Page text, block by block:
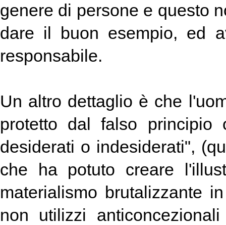
genere di persone e questo
dare il buon esempio, ed
responsabile.
Un altro dettaglio è che
protetto dal falso
desiderati o indesiderati",
che ha potuto creare
materialismo brutalizzante
non utilizzi